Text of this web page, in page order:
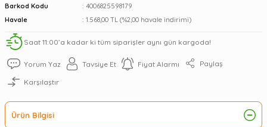
Barkod Kodu
4006825598179
Havale
1.568,00 TL (%2,00 havale indirimi)
Saat 11:00’a kadar ki tüm siparişler aynı gün kargoda!
Yorum Yaz Tavsiye Et Fiyat Alarmı Paylaş
Karşılaştır
Ürün Bilgisi